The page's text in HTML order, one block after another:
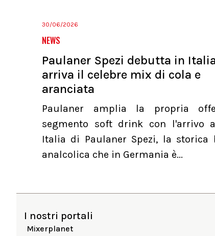
30/06/2026
NEWS
Paulaner Spezi debutta in
arriva il celebre mix di cola e
aranciata
Paulaner amplia la propria
segmento soft drink con l'arrivo
Italia di Paulaner Spezi, la storica
analcolica che in Germania è...
I nostri portali
Mixerplanet